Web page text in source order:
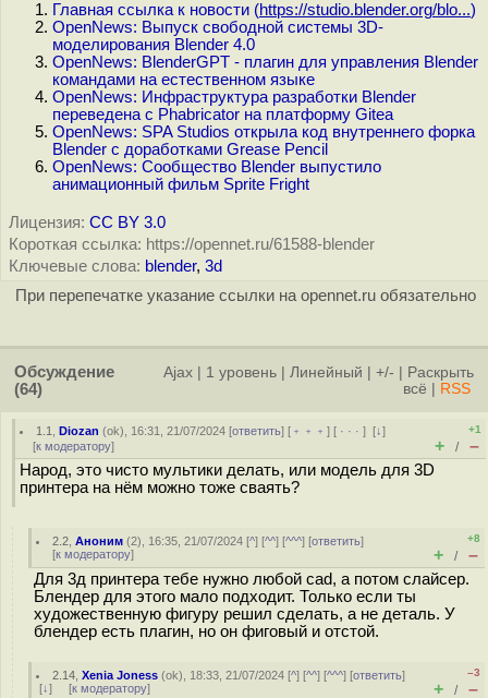
Главная ссылка к новости (https://studio.blender.org/blo...)
OpenNews: Выпуск свободной системы 3D-
моделирования Blender 4.0
OpenNews: BlenderGPT - плагин для управления Blender
командами на естественном языке
OpenNews: Инфраструктура разработки Blender
переведена c Phabricator на платформу Gitea
OpenNews: SPA Studios открыла код внутреннего форка
Blender с доработками Grease Pencil
OpenNews: Сообщество Blender выпустило
анимационный фильм Sprite Fright
Лицензия: CC BY 3.0
Короткая ссылка: https://opennet.ru/61588-blender
Ключевые слова: blender, 3d
При перепечатке указание ссылки на opennet.ru обязательно
Обсуждение
(64)
Ajax 1 уровень Линейный +/-
Раскрыть
всё
RSS
1.1 ,Diozan (ok), 16:31, 21/07/2024 [ответить] [ ﹢﹢﹢] [ · · ·][↓]
[к модератору]
+1
+ / –
Народ, это чисто мультики делать, или модель для 3D
принтера на нём можно тоже сваять?
2.2 ,Аноним (2), 16:35, 21/07/2024 [^] [^^] [^^^] [ответить]
[к модератору]
+8
+ / –
Для 3д принтера тебе нужно любой cad, а потом слайсер.
Блендер для этого мало подходит. Только если ты
художественную фигуру решил сделать, а не деталь. У
блендер есть плагин, но он фиговый и отстой.
2.14 ,Xenia Joness (ok), 18:33, 21/07/2024 [^] [^^] [^^^] [ответить]
[↓] [к модератору]
–3
+ / –